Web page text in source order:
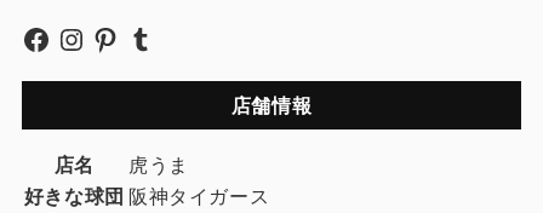
店舗情報
店名
虎うま
好きな球団 阪神タイガース